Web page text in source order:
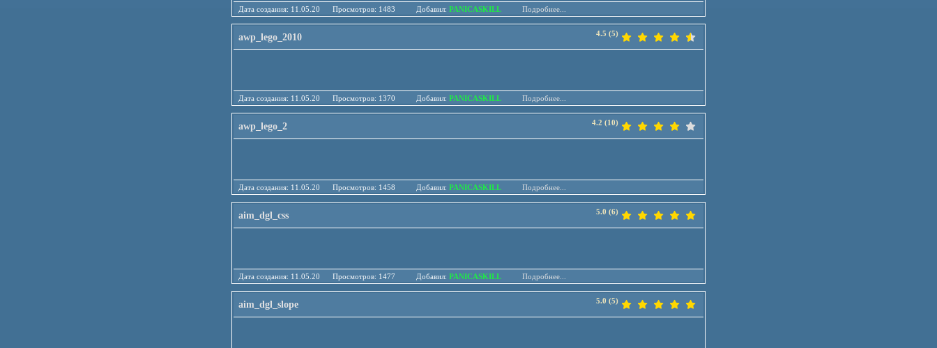
Дата создания: 11.05.20 Просмотров: 1483 Добавил: PANICASKILL Подробнее...
awp_lego_2010 4.5 (5)
Дата создания: 11.05.20 Просмотров: 1370 Добавил: PANICASKILL Подробнее...
awp_lego_2 4.2 (10)
Дата создания: 11.05.20 Просмотров: 1458 Добавил: PANICASKILL Подробнее...
aim_dgl_css 5.0 (6)
Дата создания: 11.05.20 Просмотров: 1477 Добавил: PANICASKILL Подробнее...
aim_dgl_slope 5.0 (5)